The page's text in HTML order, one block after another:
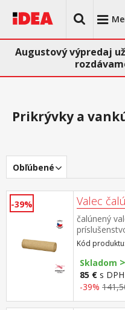
Augustový výpredaj
Prikrývky a
Obľúbené
-39% Valec
čalúnený
Kód
Skladom >
85 € s DPH
-39%